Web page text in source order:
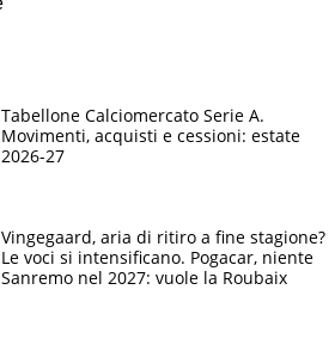
Tabellone Calciomercato Serie A.
Movimenti, acquisti e cessioni: estate
2026-27
Vingegaard, aria di ritiro a fine stagione?
Le voci si intensificano. Pogacar, niente
Sanremo nel 2027: vuole la Roubaix